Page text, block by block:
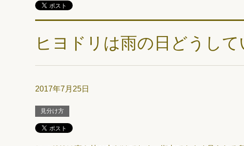
ヒヨドリは雨の日どうして
2017年7月25日
見分け方